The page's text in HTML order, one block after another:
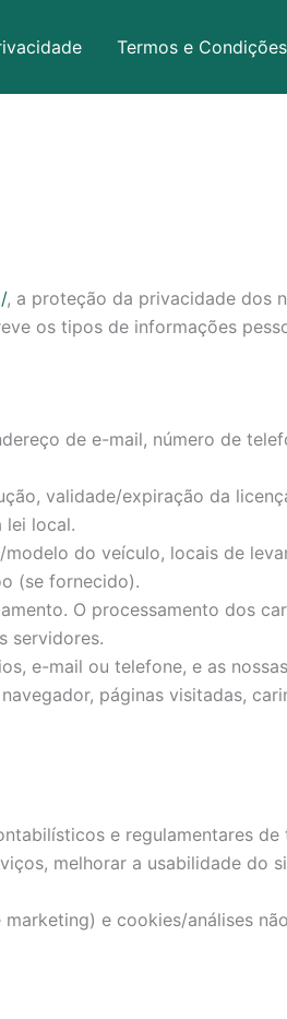
Termos e Condições
, a proteção da privacidade dos
os tipos de informações
de e-mail, número de
validade/expiração da
lei local.
do veículo, locais de
(se fornecido).
O processamento dos
servidores.
e-mail ou telefone, e as
páginas visitadas,
e regulamentares
melhorar a usabilidade do
e cookies/análises